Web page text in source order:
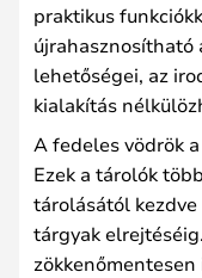
praktikus
újrahasznosítható
lehetőségei, az
kialakítás
A fedeles vödrök
Ezek a tárolók
tárolásától
tárgyak